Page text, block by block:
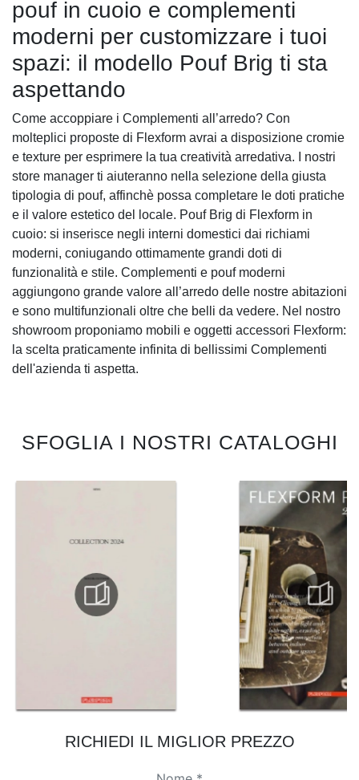
pouf in cuoio e complementi
moderni per customizzare i tuoi
spazi: il modello Pouf Brig ti sta
aspettando
Come accoppiare i Complementi all’arredo? Con
molteplici proposte di Flexform avrai a disposizione cromie
e texture per esprimere la tua creatività arredativa. I nostri
store manager ti aiuteranno nella selezione della giusta
tipologia di pouf, affinchè possa completare le doti pratiche
e il valore estetico del locale. Pouf Brig di Flexform in
cuoio: si inserisce negli interni domestici dai richiami
moderni, coniugando ottimamente grandi doti di
funzionalità e stile. Complementi e pouf moderni
aggiungono grande valore all’arredo delle nostre abitazioni
e sono multifunzionali oltre che belli da vedere. Nel nostro
showroom proponiamo mobili e oggetti accessori Flexform:
la scelta praticamente infinita di bellissimi Complementi
dell'azienda ti aspetta.
SFOGLIA I NOSTRI CATALOGHI
RICHIEDI IL MIGLIOR PREZZO